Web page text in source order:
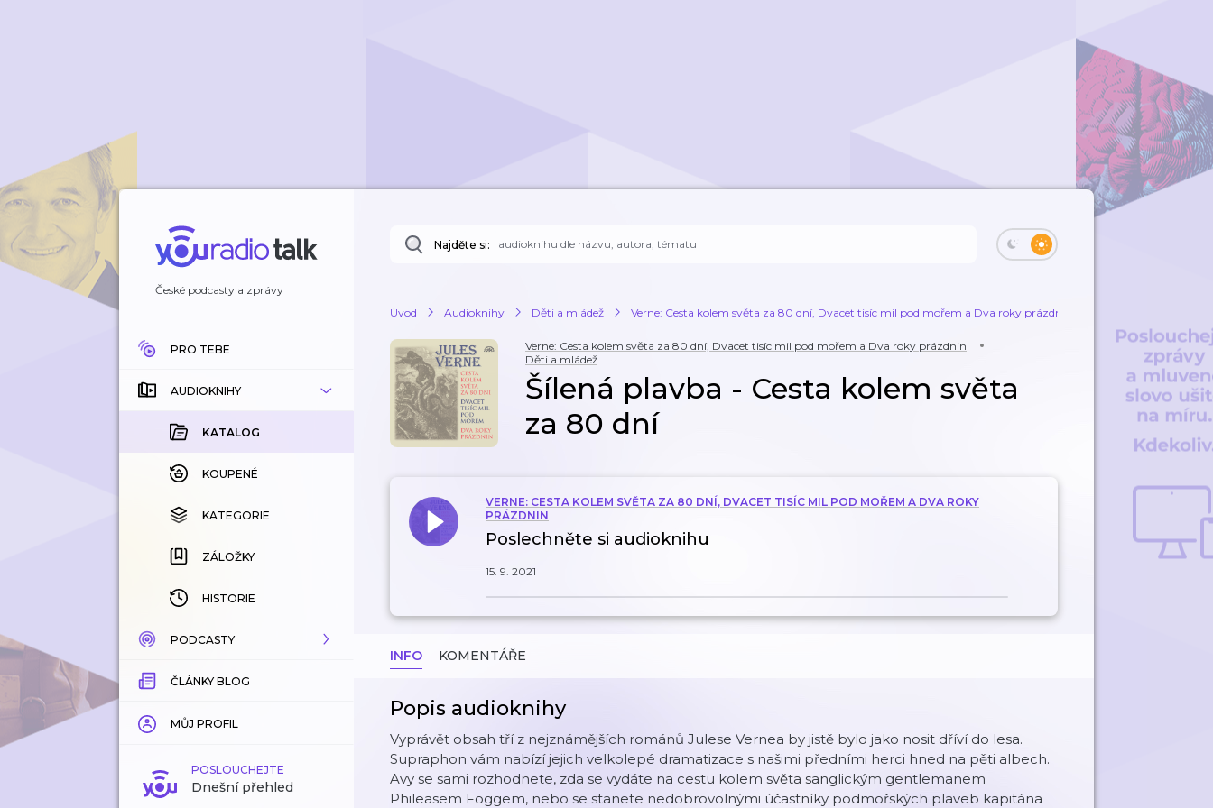
České podcasty a zprávy
PRO TEBE
AUDIOKNIHY
KATALOG
KOUPENÉ
KATEGORIE
ZÁLOŽKY
HISTORIE
PODCASTY
KATALOG
KATEGORIE
ZÁLOŽKY
ČLÁNKY BLOG
MŮJ PROFIL
POSLOUCHEJTE
Dnešní přehled
Najděte si:
Úvod Audioknihy Děti a mládež Verne: Cesta kolem světa za 80 dní, Dvacet tisíc mil pod mořem a Dva roky prázdnin
Verne: Cesta kolem světa za 80 dní, Dvacet tisíc mil pod mořem a Dva roky prázdnin
Děti a mládež
Šílená plavba - Cesta kolem světa
za 80 dní
VERNE: CESTA KOLEM SVĚTA ZA 80 DNÍ, DVACET TISÍC MIL POD MOŘEM A DVA ROKY
PRÁZDNIN
Poslechněte si audioknihu
15. 9. 2021
INFO KOMENTÁŘE
Popis audioknihy
Vyprávět obsah tří z nejznámějších románů Julese Vernea by jistě bylo jako nosit dříví do lesa.
Supraphon vám nabízí jejich velkolepé dramatizace s našimi předními herci hned na pěti albech.
Avy se sami rozhodnete, zda se vydáte na cestu kolem světa sanglickým gentlemanem
Phileasem Foggem, nebo se stanete nedobrovolnými účastníky podmořských plaveb kapitána